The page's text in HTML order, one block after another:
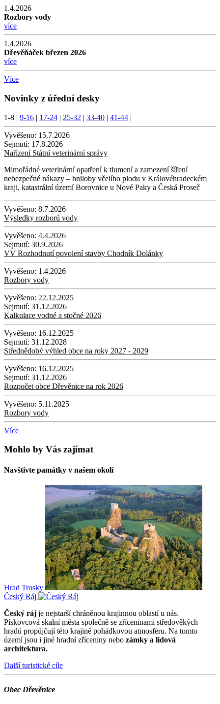
1.4.2026
Rozbory vody
více
1.4.2026
Dřevěňáček březen 2026
více
Více
Novinky z úřední desky
1-8 | 9-16 | 17-24 | 25-32 | 33-40 | 41-44 |
Vyvěšeno: 15.7.2026
Sejmutí: 17.8.2026
Nařízení Státní veterinární správy
Mimořádné veterinární opatření k tlumení a zamezení šíření
nebezpečné nákazy – hniloby včelího plodu v Královéhradeckém
kraji, katastrální území Borovnice u Nové Paky a Česká Proseč
Vyvěšeno: 8.7.2026
Výsledky rozborů vody
Vyvěšeno: 4.4.2026
Sejmutí: 30.9.2026
VV Rozhodnutí povolení stavby Chodník Dolánky
Vyvěšeno: 1.4.2026
Rozbory vody
Vyvěšeno: 22.12.2025
Sejmutí: 31.12.2026
Kalkulace vodné a stočné 2026
Vyvěšeno: 16.12.2025
Sejmutí: 31.12.2028
Střednědobý výhled obce na roky 2027 - 2029
Vyvěšeno: 16.12.2025
Sejmutí: 31.12.2026
Rozpočet obce Dřevěnice na rok 2026
Vyvěšeno: 5.11.2025
Rozbory vody
Více
Mohlo by Vás zajímat
Navštivte památky v našem okolí
Hrad Trosky
Český Ráj
Český ráj je nejstarší chráněnou krajinnou oblastí u nás.
Pískovcová skalní města společně se zříceninami středověkých
hradů propůjčují této krajině pohádkovou atmosféru. Na tomto
území jsou i jiné hradní zříceniny nebo zámky a lidová
architektura.
Další turistické cíle
Obec Dřevěnice